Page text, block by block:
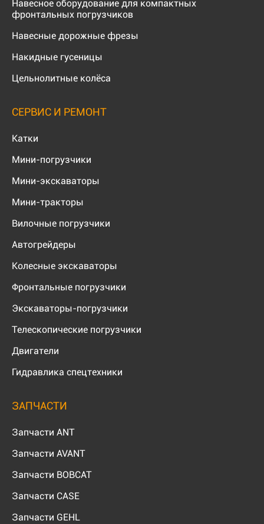
Навесное оборудование для компактных
фронтальных погрузчиков
Навесные дорожные фрезы
Накидные гусеницы
Цельнолитные колёса
СЕРВИС И РЕМОНТ
Катки
Мини-погрузчики
Мини-экскаваторы
Мини-тракторы
Вилочные погрузчики
Автогрейдеры
Колесные экскаваторы
Фронтальные погрузчики
Экскаваторы-погрузчики
Телескопические погрузчики
Двигатели
Гидравлика спецтехники
ЗАПЧАСТИ
Запчасти ANT
Запчасти AVANT
Запчасти BOBCAT
Запчасти CASE
Запчасти GEHL